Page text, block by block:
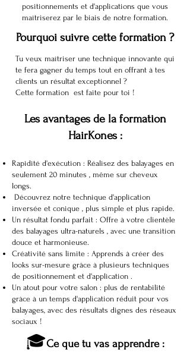
positionnements et d'applications que vous
maîtriserez par le biais de notre formation.
Pourquoi suivre cette formation ?
Tu veux maîtriser une technique innovante qui
te fera gagner du temps tout en offrant à tes
clients un résultat exceptionnel ?
Cette formation est faite pour toi !
Les avantages de la formation
HairKones :
Rapidité d'exécution : Réalisez des balayages en
seulement 20 minutes , même sur cheveux
longs.
Découvrez notre technique d'application
inversée et conique , plus simple et plus rapide.
Un résultat fondu parfait : Offre à votre clientèle
des balayages ultra-naturels , avec une transition
douce et harmonieuse.
Créativité sans limite : Apprends à créer des
looks sur-mesure grâce à plusieurs techniques
de positionnement et d'application .
Un atout pour votre salon : plus de rentabilité
grâce à un temps d'application réduit pour vos
balayages, avec des résultats dignes des réseaux
sociaux !
🎓Ce que tu vas apprendre :